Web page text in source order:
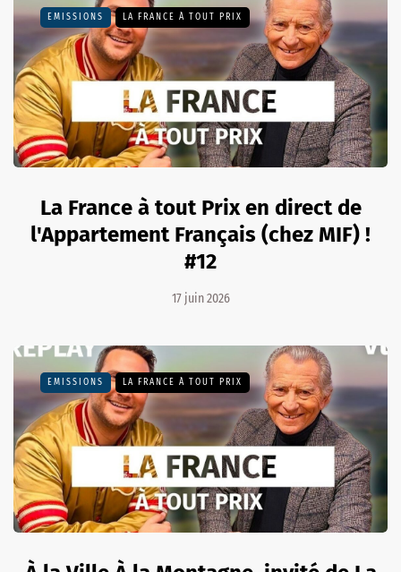
EMISSIONS LA FRANCE À TOUT PRIX
La France à tout Prix en direct de
l'Appartement Français (chez MIF) !
#12
17 juin 2026
EMISSIONS LA FRANCE À TOUT PRIX